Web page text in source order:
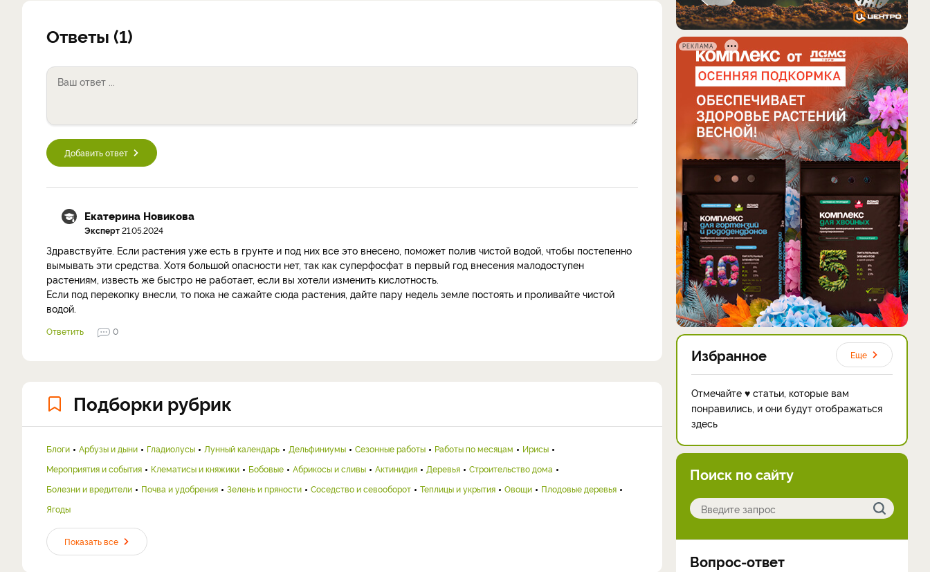
Ответы (1)
Добавить ответ
Екатерина Новикова
Эксперт21.05.2024
Здравствуйте. Если растения уже есть в грунте и под них все это внесено, поможет полив чистой водой, чтобы постепенно
вымывать эти средства. Хотя большой опасности нет, так как суперфосфат в первый год внесения малодоступен
растениям, известь же быстро не работает, если вы хотели изменить кислотность.
Если под перекопку внесли, то пока не сажайте сюда растения, дайте пару недель земле постоять и проливайте чистой
водой.
Ответить 0
Подборки рубрик
Блоги Арбузы и дыни Гладиолусы Лунный календарь Дельфиниумы Сезонные работы Работы по месяцам
Ирисы
Мероприятия и события
Клематисы и княжики Бобовые Абрикосы и сливы Актинидия Деревья
Строительство дома
Болезни и вредители
Почва и удобрения Зелень и пряности Соседство и севооборот Теплицы и укрытия Овощи
Плодовые деревья
Ягоды
Показать все
РЕКЛАМА
Избранное Еще
Отмечайте ♥ статьи, которые вам
понравились, и они будут отображаться
здесь
Поиск по сайту
Вопрос-ответ